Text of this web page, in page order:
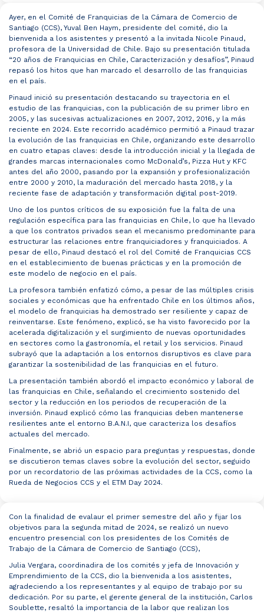
Ayer, en el Comité de Franquicias de la Cámara de Comercio de
Santiago (CCS), Yuval Ben Haym, presidente del comité, dio la
bienvenida a los asistentes y presentó a la invitada Nicole Pinaud,
profesora de la Universidad de Chile. Bajo su presentación titulada
“20 años de Franquicias en Chile, Caracterización y desafíos”, Pinaud
repasó los hitos que han marcado el desarrollo de las franquicias
en el país.
Pinaud inició su presentación destacando su trayectoria en el
estudio de las franquicias, con la publicación de su primer libro en
2005, y las sucesivas actualizaciones en 2007, 2012, 2016, y la más
reciente en 2024. Este recorrido académico permitió a Pinaud trazar
la evolución de las franquicias en Chile, organizando este desarrollo
en cuatro etapas claves: desde la introducción inicial y la llegada de
grandes marcas internacionales como McDonald’s, Pizza Hut y KFC
antes del año 2000, pasando por la expansión y profesionalización
entre 2000 y 2010, la maduración del mercado hasta 2018, y la
reciente fase de adaptación y transformación digital post-2019.
Uno de los puntos críticos de su exposición fue la falta de una
regulación específica para las franquicias en Chile, lo que ha llevado
a que los contratos privados sean el mecanismo predominante para
estructurar las relaciones entre franquiciadores y franquiciados. A
pesar de ello, Pinaud destacó el rol del Comité de Franquicias CCS
en el establecimiento de buenas prácticas y en la promoción de
este modelo de negocio en el país.
La profesora también enfatizó cómo, a pesar de las múltiples crisis
sociales y económicas que ha enfrentado Chile en los últimos años,
el modelo de franquicias ha demostrado ser resiliente y capaz de
reinventarse. Este fenómeno, explicó, se ha visto favorecido por la
acelerada digitalización y el surgimiento de nuevas oportunidades
en sectores como la gastronomía, el retail y los servicios. Pinaud
subrayó que la adaptación a los entornos disruptivos es clave para
garantizar la sostenibilidad de las franquicias en el futuro.
La presentación también abordó el impacto económico y laboral de
las franquicias en Chile, señalando el crecimiento sostenido del
sector y la reducción en los periodos de recuperación de la
inversión. Pinaud explicó cómo las franquicias deben mantenerse
resilientes ante el entorno B.A.N.I, que caracteriza los desafíos
actuales del mercado.
Finalmente, se abrió un espacio para preguntas y respuestas, donde
se discutieron temas claves sobre la evolución del sector, seguido
por un recordatorio de las próximas actividades de la CCS, como la
Rueda de Negocios CCS y el ETM Day 2024.
Con la finalidad de evalaur el primer semestre del año y fijar los
objetivos para la segunda mitad de 2024, se realizó un nuevo
encuentro presencial con los presidentes de los Comités de
Trabajo de la Cámara de Comercio de Santiago (CCS),
Julia Vergara, coordinadira de los comités y jefa de Innovación y
Emprendimiento de la CCS, dio la bienvenida a los asistentes,
agradeciendo a los representantes y al equipo de trabajo por su
dedicación. Por su parte, el gerente general de la institución, Carlos
Soublette, resaltó la importancia de la labor que realizan los